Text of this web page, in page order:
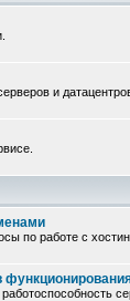
и
по работе с